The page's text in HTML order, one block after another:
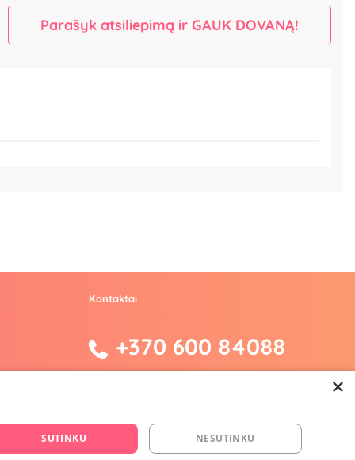
Parašyk atsiliepimą ir GAUK DOVANĄ!
Kontaktai
+370 600 84088
facebook.com/Fantazijos.lt
×
SUTINKU NESUTINKU